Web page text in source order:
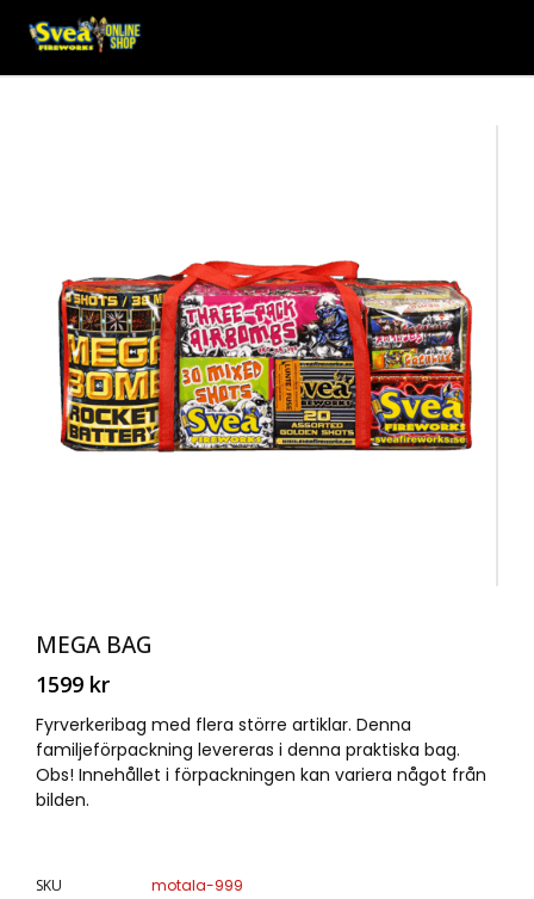
MEGA BAG
1599 kr
Fyrverkeribag med flera större artiklar. Denna
familjeförpackning levereras i denna praktiska bag.
Obs! Innehållet i förpackningen kan variera något från
bilden.
SKU
motala-999